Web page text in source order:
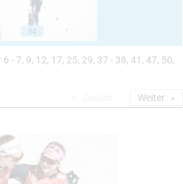
54
- 7, 9, 12, 17, 25, 29, 37 - 38, 41, 47, 50,
Weiter